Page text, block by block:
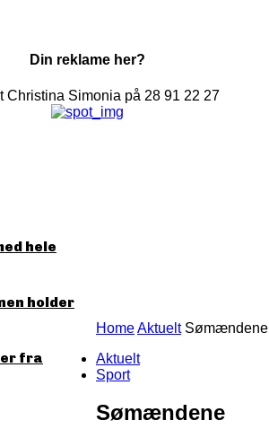
Din reklame her?
Christina Simonia på 28 91 22 27
hele
holder
fra
HomeAktuelt Sømændene
Aktuelt
Sport
Sømændene